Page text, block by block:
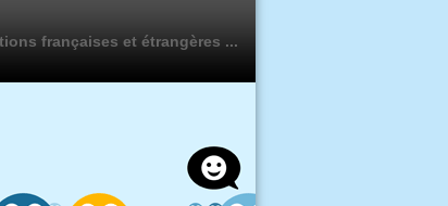
françaises et étrangères ...